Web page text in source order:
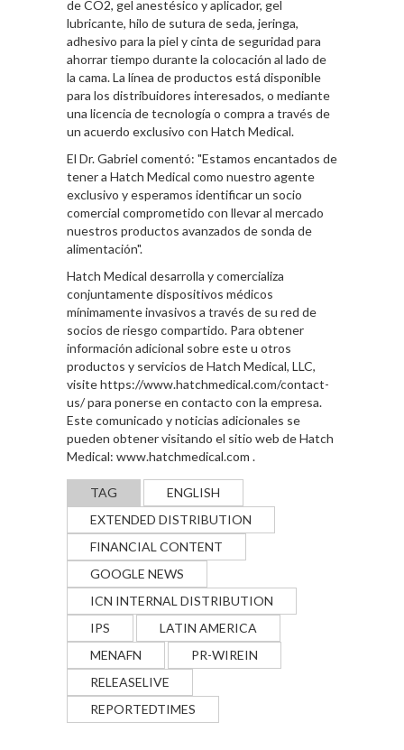
de CO2, gel anestésico y aplicador, gel
lubricante, hilo de sutura de seda, jeringa,
adhesivo para la piel y cinta de seguridad para
ahorrar tiempo durante la colocación al lado de
la cama. La línea de productos está disponible
para los distribuidores interesados, o mediante
una licencia de tecnología o compra a través de
un acuerdo exclusivo con Hatch Medical.
El Dr. Gabriel comentó: "Estamos encantados de
tener a Hatch Medical como nuestro agente
exclusivo y esperamos identificar un socio
comercial comprometido con llevar al mercado
nuestros productos avanzados de sonda de
alimentación".
Hatch Medical desarrolla y comercializa
conjuntamente dispositivos médicos
mínimamente invasivos a través de su red de
socios de riesgo compartido. Para obtener
información adicional sobre este u otros
productos y servicios de Hatch Medical, LLC,
visitehttps://www.hatchmedical.com/contact-
us/para ponerse en contacto con la empresa.
Este comunicado y noticias adicionales se
pueden obtener visitando el sitio web de Hatch
Medical: www.hatchmedical.com .
TAG
ENGLISH
EXTENDED DISTRIBUTION
FINANCIAL CONTENT
GOOGLE NEWS
ICN INTERNAL DISTRIBUTION
IPS
LATIN AMERICA
MENAFN
PR-WIREIN
RELEASELIVE
REPORTEDTIMES